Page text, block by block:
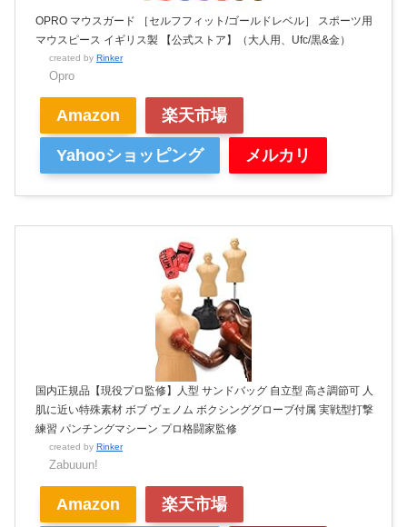
OPRO マウスガード ［セルフフィット/ゴールドレベル］ スポーツ用
マウスピース イギリス製 【公式ストア】（大人用、Ufc/黒&金）
created by Rinker
Opro
Amazon 楽天市場
Yahooショッピング メルカリ
国内正規品【現役プロ監修】人型 サンドバッグ 自立型 高さ調節可 人
肌に近い特殊素材 ボブ ヴェノム ボクシンググローブ付属 実戦型打撃
練習 パンチングマシーン プロ格闘家監修
created by Rinker
Zabuuun!
Amazon 楽天市場